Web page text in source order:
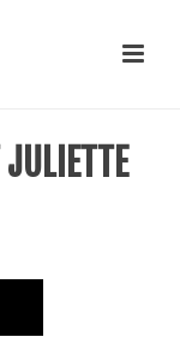
JULIETTE